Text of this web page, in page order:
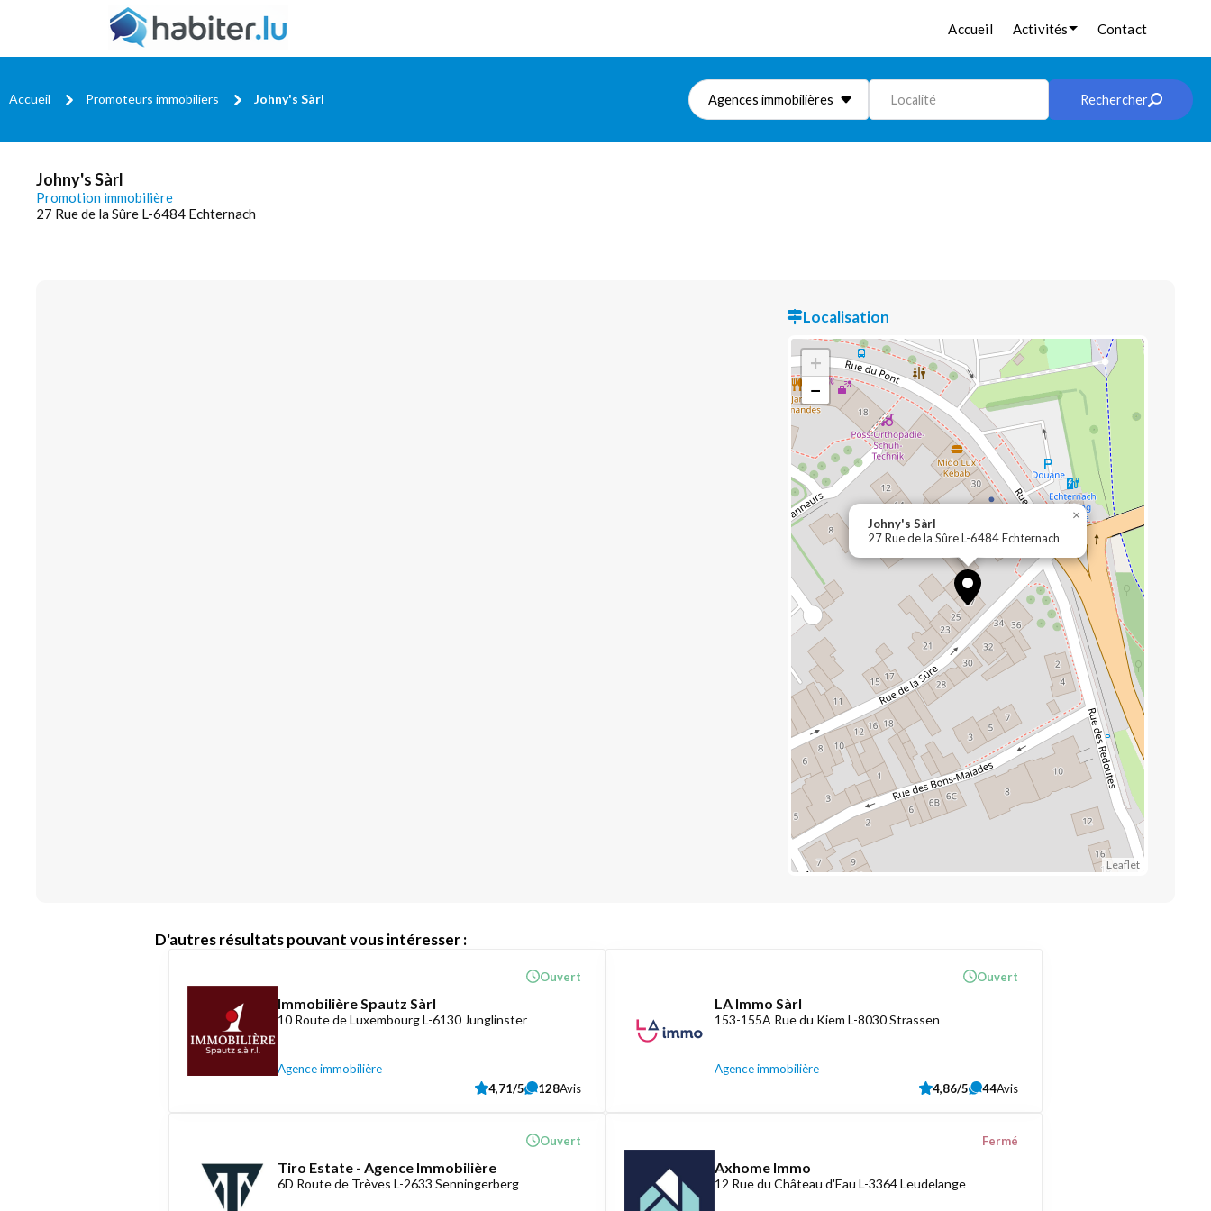
Accueil Activités Contact
Accueil Promoteurs immobiliers Johny's Sàrl Agences immobilières Localité Rechercher
Johny's Sàrl
Promotion immobilière
27 Rue de la Sûre L-6484 Echternach
Localisation
Johny's Sàrl
27 Rue de la Sûre L-6484 Echternach
×
+
−
Leaflet
D'autres résultats pouvant vous intéresser :
Immobilière Spautz Sàrl
10 Route de Luxembourg L-6130 Junglinster
Agence immobilière
Ouvert
4,71/5 128Avis
LA Immo Sàrl
153-155A Rue du Kiem L-8030 Strassen
Agence immobilière
Ouvert
4,86/5 44Avis
Tiro Estate - Agence Immobilière
6D Route de Trèves L-2633 Senningerberg
Ouvert
Axhome Immo
12 Rue du Château d'Eau L-3364 Leudelange
Fermé